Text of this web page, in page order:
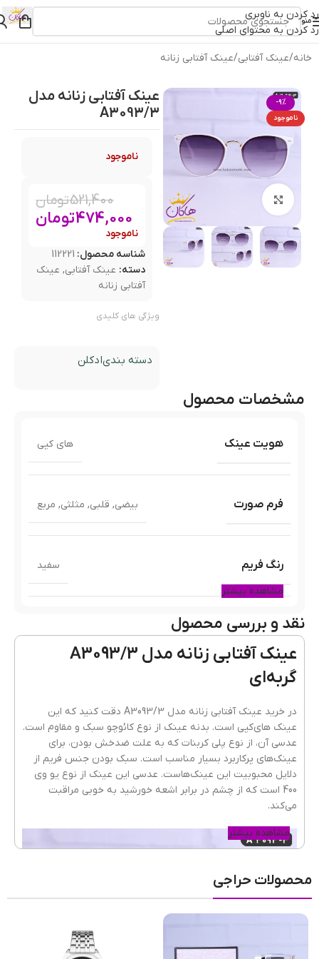
رد کردن به ناوبری
رد کردن به محتوای اصلی
منو
خانه/عینک آفتابی/عینک آفتابی زنانه
-9%
ناموجود
بزرگنمایی تصویر
عینک آفتابی زنانه مدل
A3093/3
ناموجود
521,400تومان
474,000تومان
ناموجود
شناسه محصول: 112221
دسته: عینک آفتابی, عینک
آفتابی زنانه
ویژگی های کلیدی
دسته بندیادکلن
مشخصات محصول
هویت عینک های کپی
فرم صورت بیضی, قلبی, مثلثی, مربع
رنگ فریم سفید
جنس فریم
شکل فریم
عرض فریم 127mm
جنسیت عینک
بادمجونی
مشاهده بیشتر
نقد و بررسی محصول
عینک آفتابی زنانه مدل A3093/3
گربه‌ای
در خرید عینک آفتابی زنانه مدل A3093/3 دقت کنید که این
عینک های‌کپی است. بدنه عینک از نوع کائوچو سبک و مقاوم است.
عدسی آن، از نوع پلی کربنات که به علت ضدخش بودن، برای
عینک‌های پرکاربرد بسیار مناسب است. سبک بودن جنس فریم از
دلایل محبوبیت این عینک‌هاست. عدسی این عینک از نوع یو وی
400 است که از چشم در برابر اشعه خورشید به خوبی مراقبت
می‌کند.
مشاهده بیشتر
محصولات حراجی